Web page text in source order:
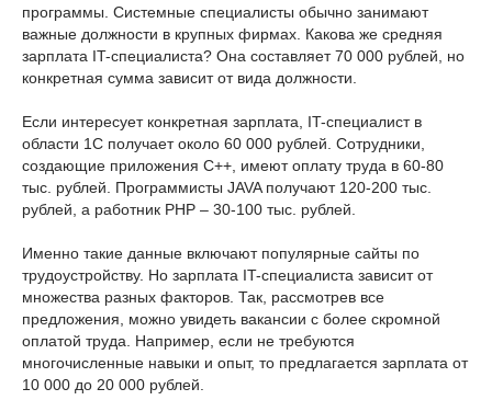
программы. Системные специалисты обычно занимают
важные должности в крупных фирмах. Какова же средняя
зарплата IT-специалиста? Она составляет 70 000 рублей, но
конкретная сумма зависит от вида должности.
Если интересует конкретная зарплата, IT-специалист в
области 1С получает около 60 000 рублей. Сотрудники,
создающие приложения С++, имеют оплату труда в 60-80
тыс. рублей. Программисты JAVA получают 120-200 тыс.
рублей, а работник PHP – 30-100 тыс. рублей.
Именно такие данные включают популярные сайты по
трудоустройству. Но зарплата IT-специалиста зависит от
множества разных факторов. Так, рассмотрев все
предложения, можно увидеть вакансии с более скромной
оплатой труда. Например, если не требуются
многочисленные навыки и опыт, то предлагается зарплата от
10 000 до 20 000 рублей.